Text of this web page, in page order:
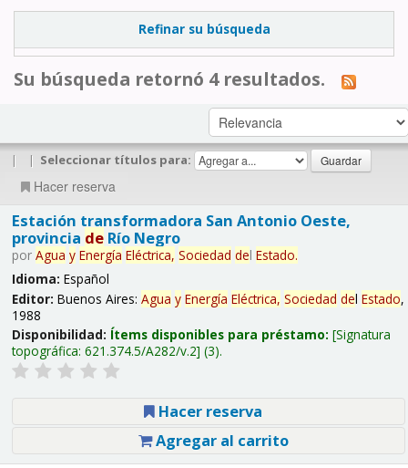
Refinar su búsqueda
Su búsqueda retornó 4 resultados.
| | Seleccionar títulos para:
Hacer reserva
Estación transformadora San Antonio Oeste,
provincia deRío Negro
por Agua y Energía Eléctrica, Sociedad del Estado.
Idioma: Español
Editor: Buenos Aires: Agua y Energía Eléctrica, Sociedad del Estado,
1988
Disponibilidad: Ítems disponibles para préstamo: Signatura
topográfica: 621.374.5/A282/v.2 (3).
Hacer reserva
Agregar al carrito